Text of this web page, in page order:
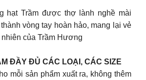
hạt Trầm được thợ lành nghề mài
vòng tay hoàn hảo, mang lại vẻ
của Trầm Hương
ĐẦY ĐỦ CÁC LOẠI, CÁC SIZE
mỗi sản phẩm xuất ra, không thêm